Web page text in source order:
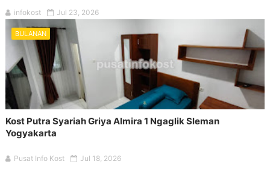
infokost Jul 23, 2026
BULANAN
Kost Putra Syariah Griya Almira 1 Ngaglik Sleman
Yogyakarta
Pusat Info Kost Jul 18, 2026